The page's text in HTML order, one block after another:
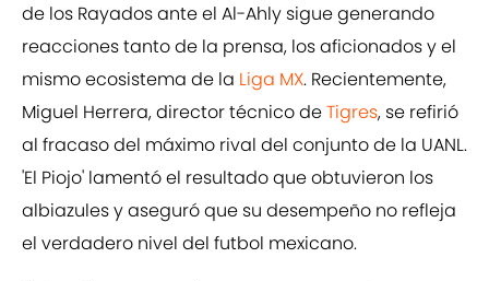
de los Rayados ante el Al-Ahly sigue generando
reacciones tanto de la prensa, los aficionados y el
mismo ecosistema de la Liga MX. Recientemente,
Miguel Herrera, director técnico deTigres, se refirió
al fracaso del máximo rival del conjunto de la UANL.
'El Piojo' lamentó el resultado que obtuvieron los
albiazules y aseguró que su desempeño no refleja
el verdadero nivel del futbol mexicano.